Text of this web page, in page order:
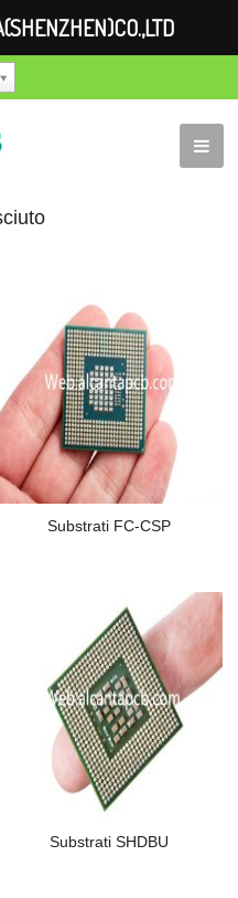
Substrati FC-CSP
Substrati SHDBU